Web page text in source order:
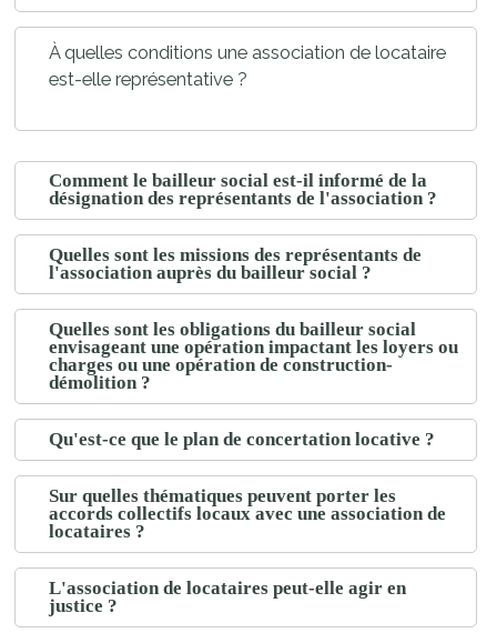
À quelles conditions une association de locataire
est-elle représentative ?
Comment le bailleur social est-il informé de la
désignation des représentants de l'association ?
Quelles sont les missions des représentants de
l'association auprès du bailleur social ?
Quelles sont les obligations du bailleur social
envisageant une opération impactant les loyers ou
charges ou une opération de construction-
démolition ?
Qu'est-ce que le plan de concertation locative ?
Sur quelles thématiques peuvent porter les
accords collectifs locaux avec une association de
locataires ?
L'association de locataires peut-elle agir en
justice ?